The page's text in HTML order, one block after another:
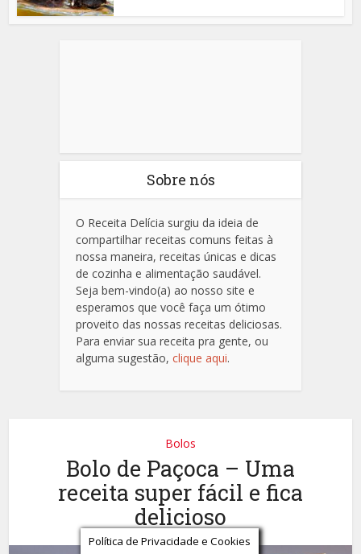
Sobre nós
O Receita Delícia surgiu da ideia de
compartilhar receitas comuns feitas à
nossa maneira, receitas únicas e dicas
de cozinha e alimentação saudável.
Seja bem-vindo(a) ao nosso site e
esperamos que você faça um ótimo
proveito das nossas receitas deliciosas.
Para enviar sua receita pra gente, ou
alguma sugestão, clique aqui.
Bolos
Bolo de Paçoca – Uma
receita super fácil e fica
delicioso
Política de Privacidade e Cookies